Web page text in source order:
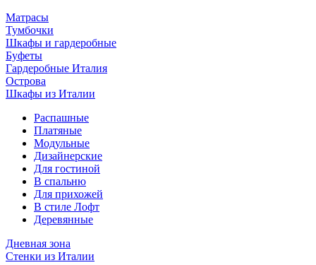
Матрасы
Тумбочки
Шкафы и гардеробные
Буфеты
Гардеробные Италия
Острова
Шкафы из Италии
Распашные
Платяные
Модульные
Дизайнерские
Для гостиной
В спальню
Для прихожей
В стиле Лофт
Деревянные
Дневная зона
Стенки из Италии